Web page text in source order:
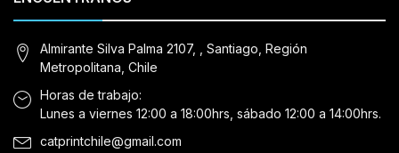
Almirante Silva Palma 2107, , Santiago, Región
Metropolitana, Chile
Horas de trabajo:
Lunes a viernes 12:00 a 18:00hrs, sábado 12:00 a 14:00hrs.
catprintchile@gmail.com